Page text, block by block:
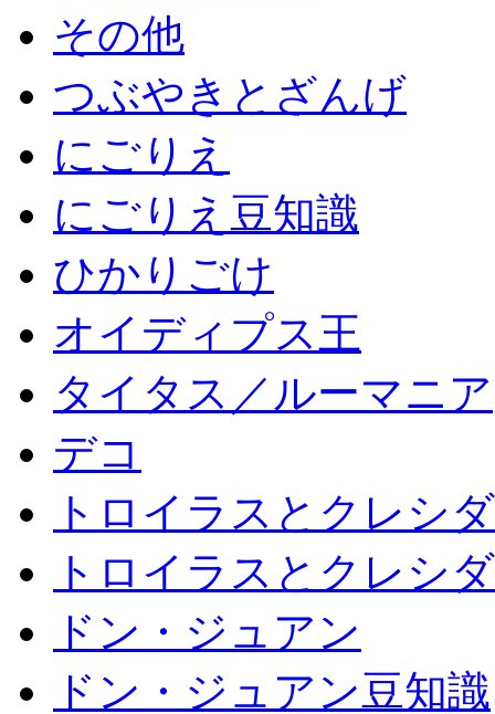
その他
つぶやきとざんげ
にごりえ
にごりえ豆知識
ひかりごけ
オイディプス王
タイタス／ルーマニア
デコ
トロイラスとクレシダ
トロイラスとクレシ
ドン・ジュアン
ドン・ジュアン豆知識